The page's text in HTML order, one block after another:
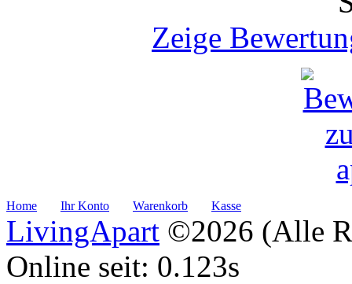
Zeige
Home Ihr Konto Warenkorb Kasse
LivingApart ©2026 (Alle
Online seit: 0.123s